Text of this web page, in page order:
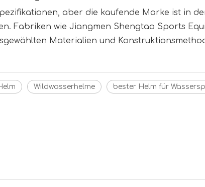
aber die kaufende Marke ist in
Fabriken wie Jiangmen Shengtao Sports
Materialien und
Wildwasserhelme bester Helm für